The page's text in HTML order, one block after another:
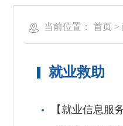
当前位置： 首页 >
就业救助
【就业信息服